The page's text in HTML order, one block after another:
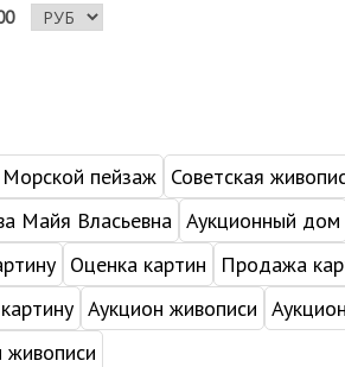
пейзаж Советская
Майя Власьевна Аукционный дом
Оценка картин
Продажа
Аукцион живописи
живописи